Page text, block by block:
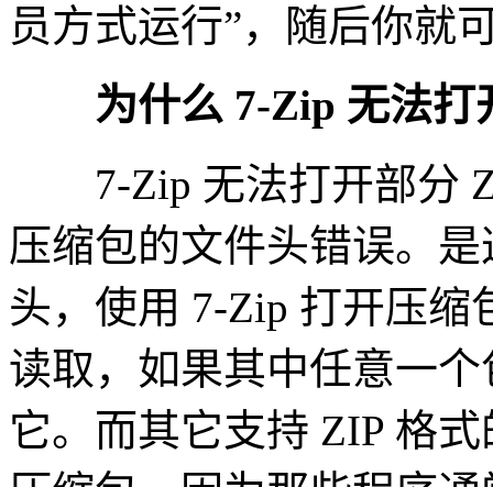
员方式运行”，随后你就
为什么 7-Zip 无法打
7-Zip 无法打开部分
压缩包的文件头错误。
头，使用 7-Zip 打开压
读取，如果其中任意一
它。而其它支持 ZIP 格